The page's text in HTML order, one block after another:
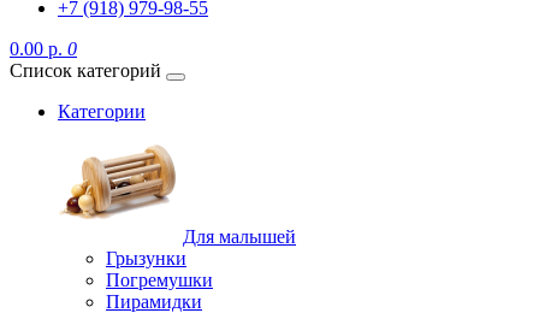
+7 (918) 979-98-55
0.00 р. 0
Список категорий
Категории
Для малышей
Грызунки
Погремушки
Пирамидки